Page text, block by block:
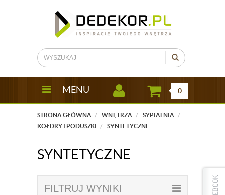
MENU 0
STRONA GŁÓWNA WNĘTRZA
SYPIALNIA
KOŁDRY I PODUSZKI
SYNTETYCZNE
SYNTETYCZNE
FILTRUJ WYNIKI